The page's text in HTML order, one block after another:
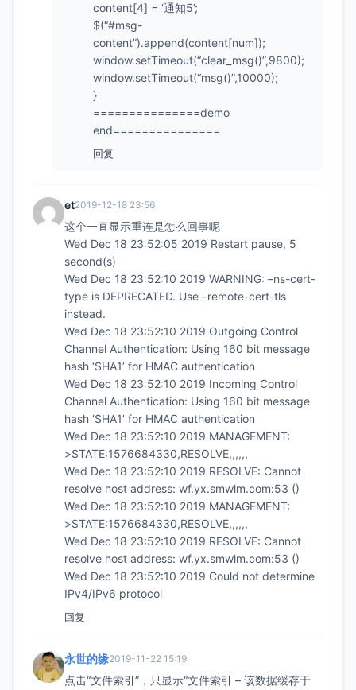
content[4] = ‘通知5’;
$(“#msg-
content”).append(content[num]);
window.setTimeout(“clear_msg()”,9800);
window.setTimeout(“msg()”,10000);
}
===============demo
end===============
回复
et2019-12-18 23:56
这个一直显示重连是怎么回事呢
Wed Dec 18 23:52:05 2019 Restart pause, 5
second(s)
Wed Dec 18 23:52:10 2019 WARNING: –ns-cert-
type is DEPRECATED. Use –remote-cert-tls
instead.
Wed Dec 18 23:52:10 2019 Outgoing Control
Channel Authentication: Using 160 bit message
hash ‘SHA1’ for HMAC authentication
Wed Dec 18 23:52:10 2019 Incoming Control
Channel Authentication: Using 160 bit message
hash ‘SHA1’ for HMAC authentication
Wed Dec 18 23:52:10 2019 MANAGEMENT:
>STATE:1576684330,RESOLVE,,,,,,
Wed Dec 18 23:52:10 2019 RESOLVE: Cannot
resolve host address: wf.yx.smwlm.com:53 ()
Wed Dec 18 23:52:10 2019 MANAGEMENT:
>STATE:1576684330,RESOLVE,,,,,,
Wed Dec 18 23:52:10 2019 RESOLVE: Cannot
resolve host address: wf.yx.smwlm.com:53 ()
Wed Dec 18 23:52:10 2019 Could not determine
IPv4/IPv6 protocol
回复
永世的缘2019-11-22 15:19
点击“文件索引”，只显示“文件索引 – 该数据缓存于